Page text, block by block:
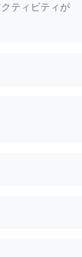
ティビティが